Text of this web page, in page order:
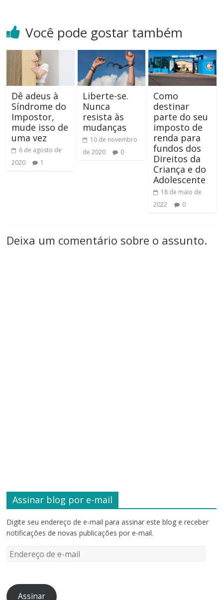
Você pode gostar também
Dê adeus à
Síndrome do
Impostor,
mude isso de
uma vez
6 de agosto de
2020
1
Liberte-se.
Nunca
resista às
mudanças
10 de novembro
de 2020
0
Como
destinar
parte do seu
imposto de
renda para
fundos dos
Direitos da
Criança e do
Adolescente
18 de maio de
2022
0
Deixa um comentário sobre o assunto.
Assinar blog por e-mail
Digite seu endereço de e-mail para assinar este blog e receber
notificações de novas publicações por e-mail.
Endereço
mail
Assinar